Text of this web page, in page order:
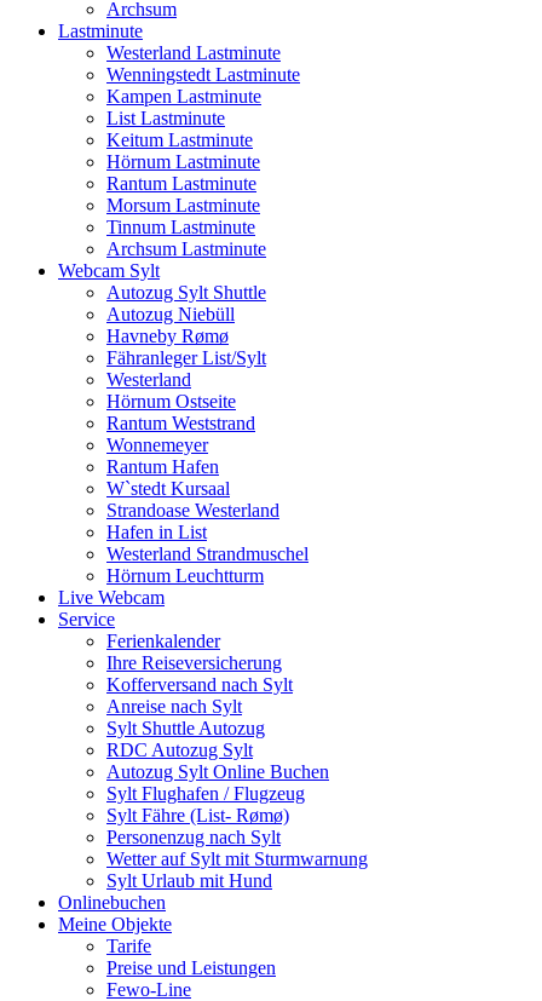
Archsum
Lastminute
Westerland Lastminute
Wenningstedt Lastminute
Kampen Lastminute
List Lastminute
Keitum Lastminute
Hörnum Lastminute
Rantum Lastminute
Morsum Lastminute
Tinnum Lastminute
Archsum Lastminute
Webcam Sylt
Autozug Sylt Shuttle
Autozug Niebüll
Havneby Rømø
Fähranleger List/Sylt
Westerland
Hörnum Ostseite
Rantum Weststrand
Wonnemeyer
Rantum Hafen
W`stedt Kursaal
Strandoase Westerland
Hafen in List
Westerland Strandmuschel
Hörnum Leuchtturm
Live Webcam
Service
Ferienkalender
Ihre Reiseversicherung
Kofferversand nach Sylt
Anreise nach Sylt
Sylt Shuttle Autozug
RDC Autozug Sylt
Autozug Sylt Online Buchen
Sylt Flughafen / Flugzeug
Sylt Fähre (List- Rømø)
Personenzug nach Sylt
Wetter auf Sylt mit Sturmwarnung
Sylt Urlaub mit Hund
Onlinebuchen
Meine Objekte
Tarife
Preise und Leistungen
Fewo-Line